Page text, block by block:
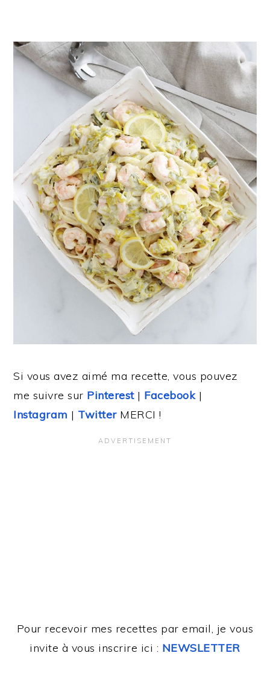
Si vous avez aimé ma recette, vous pouvez
me suivre sur Pinterest| Facebook|
Instagram | TwitterMERCI !
Pour recevoir mes recettes par email, je vous
invite à vous inscrire ici : NEWSLETTER